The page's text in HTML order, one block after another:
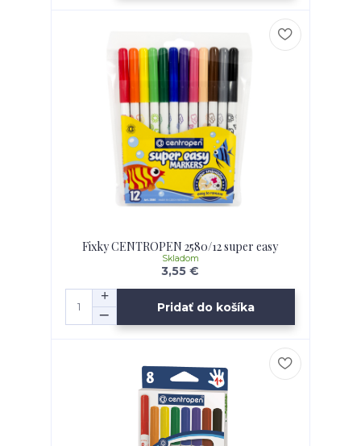
Fixky CENTROPEN 2580/12 super easy
3,55 €
Skladom
Pridať do košíka